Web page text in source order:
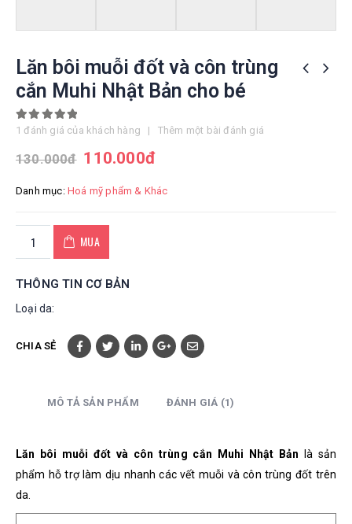
Lăn bôi muỗi đốt và côn trùng
cắn Muhi Nhật Bản cho bé
5.00out of 5
1 đánh giá của khách hàng | Thêm một bài đánh giá
130.000đ 110.000đ
Danh mục: Hoá mỹ phẩm & Khác
MUA
THÔNG TIN CƠ BẢN
Loại da:
CHIA SẺ
MÔ TẢ SẢN PHẨM ĐÁNH GIÁ (1)
Lăn bôi muỗi đốt và côn trùng cắn Muhi Nhật Bản là sản
phẩm hỗ trợ làm dịu nhanh các vết muỗi và côn trùng đốt trên
da.